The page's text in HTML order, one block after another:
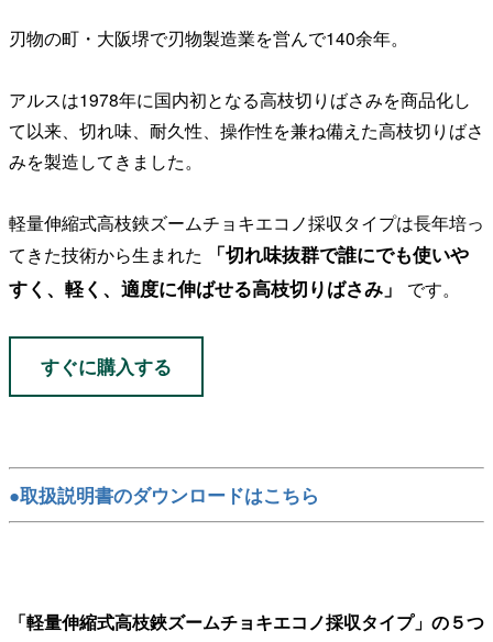
刃物の町・大阪堺で刃物製造業を営んで140余年。
アルスは1978年に国内初となる高枝切りばさみを商品化し
て以来、切れ味、耐久性、操作性を兼ね備えた高枝切りばさ
みを製造してきました。
軽量伸縮式高枝鋏ズームチョキエコノ採収タイプは長年培っ
てきた技術から生まれた
「切れ味抜群で誰にでも使いや
すく、軽く、適度に伸ばせる高枝切りばさみ」 です。
すぐに購入する
●取扱説明書のダウンロードはこちら
「軽量伸縮式高枝鋏ズームチョキエコノ採収タイプ」の５つ